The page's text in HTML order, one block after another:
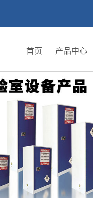
首页 产品中心